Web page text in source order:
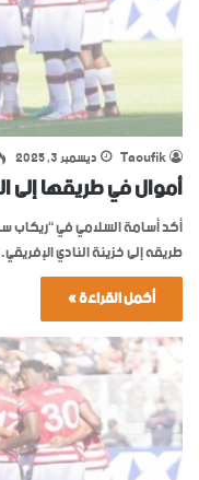
Taoufik ديسمبر 3, 2025
أموال في طريقها إلى
أكد أسامة السلامي في “ريكاب
طريقه إلى خزينة النادي
أكمل القراءة »